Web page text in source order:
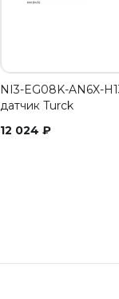
NI3-EG08K-AN6X-
датчик Turck
12 024 ₽